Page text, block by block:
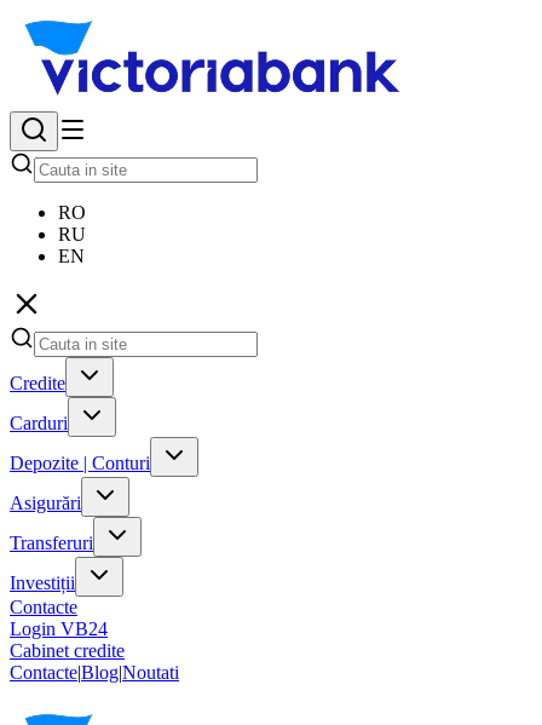
RO
RU
EN
Credite
Carduri
Depozite | Conturi
Asigurări
Transferuri
Investiții
Contacte
Login VB24
Cabinet credite
Contacte|Blog|Noutati